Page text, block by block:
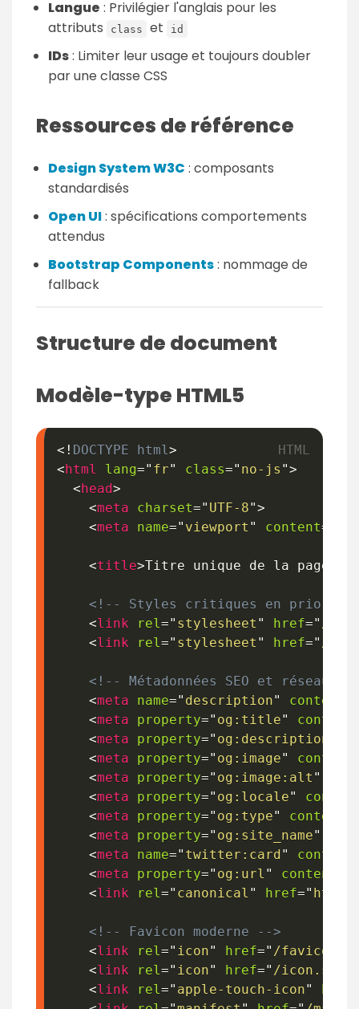
Langue : Privilégier l'anglais pour les
attributs
class et id
IDs: Limiter leur usage et toujours doubler
par une classe CSS
Ressources de référence
Design System W3C : composants
standardisés
Open UI: spécifications comportements
attendus
Bootstrap Components: nommage de
fallback
Structure de document
Modèle-type HTML5
<! DOCTYPE html>
<html lang=" fr" class=" no-js ">
<head>
<meta charset=" UTF-8">
<meta name=" viewport " content=
<title>Titre unique de la page -
<!-- Styles critiques en priorité
<link rel=" stylesheet " href=" /
<link rel=" stylesheet " href=" /
<!-- Métadonnées SEO et réseaux
<meta name=" description" content
<meta property=" og:title" content
<meta property=" og:description
<meta property=" og:image" content
<meta property=" og:image:alt "
<meta property=" og:locale"
<meta property=" og:type" content
<meta property=" og:site_name"
<meta name=" twitter:card" content
<meta property=" og:url " content
<link rel=" canonical " href="
<!-- Favicon moderne -->
<link rel=" icon" href=" /
<link rel=" icon" href=" /icon.svg
<link rel=" apple-touch-icon" href